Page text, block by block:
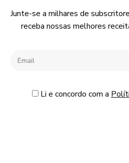
Junte-se a milhares de
receba nossas melhores
Li e concordo com a